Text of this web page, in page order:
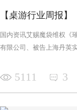
【桌游行业周报
国内资讯艾赐魔袋维权《
有限公司、被告上海丹英
5111 3